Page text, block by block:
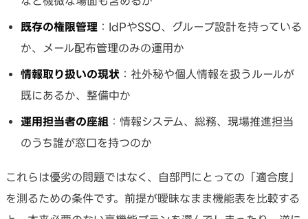
既存の権限管理 ：IdPやSSO、グループ設計を持っている
か、メール配布管理のみの運用か
情報取り扱いの現状 ：社外秘や個人情報を扱うルールが
既にあるか、整備中か
運用担当者の座組 ：情報システム、総務、現場推進担当
のうち誰が窓口を持つのか
これらは優劣の問題ではなく、自部門にとっての「適合度」
を測るための条件です。前提が曖昧なまま機能表を比較する